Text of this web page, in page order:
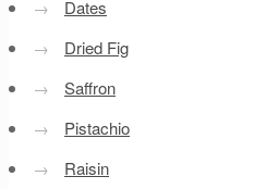
→
Dates
→
Dried Fig
→
Saffron
→
Pistachio
→
Raisin